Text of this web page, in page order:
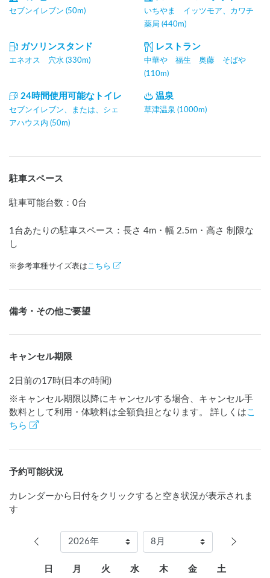
セブンイレブン (50m)
いちやま イッツモア、カワチ
薬局 (440m)
ガソリンスタンド
エネオス 穴水 (330m)
レストラン
中華や 福生 奥藤 そばや
(110m)
24時間使用可能なトイレ
セブンイレブン、または、シェ
アハウス内 (50m)
温泉
草津温泉 (1000m)
駐車スペース
駐車可能台数 ： 0台
1台あたりの駐車スペース：長さ 4m ・幅 2.5m ・高さ 制限な
し
※参考車種サイズ表は こちら
備考・その他ご要望
キャンセル期限
2日前の17時(日本の時間)
※キャンセル期限以降にキャンセルする場合、キャンセル手
数料として利用・体験料は全額負担となります。 詳しくは こ
ちら
予約可能状況
カレンダーから日付をクリックすると空き状況が表示されま
す
日 月 火 水 木 金 土